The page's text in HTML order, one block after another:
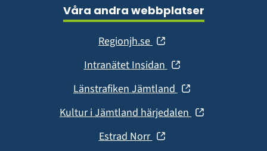
Våra andra webbplatser
Regionjh.se (öppnas
nytt
fönster)
Intranätet Insidan (öppnas
nytt
fönster)
Länstrafiken Jämtland (öppnas
nytt
Kultur i Jämtland härjedalen (öppnas
Estrad Norr (öppnas